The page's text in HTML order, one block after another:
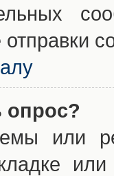
опрос?
или